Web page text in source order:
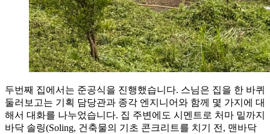
두번째 집에서는 준공식을 진행했습니다. 스님은 집을 한 바퀴
둘러보고는 기획 담당관과 종각 엔지니어와 함께 몇 가지에 대
해서 대화를 나누었습니다. 집 주변에도 시멘트로 처마 밑까지
바닥 솔링(Soling, 건축물의 기초 콘크리트를 치기 전, 맨바닥